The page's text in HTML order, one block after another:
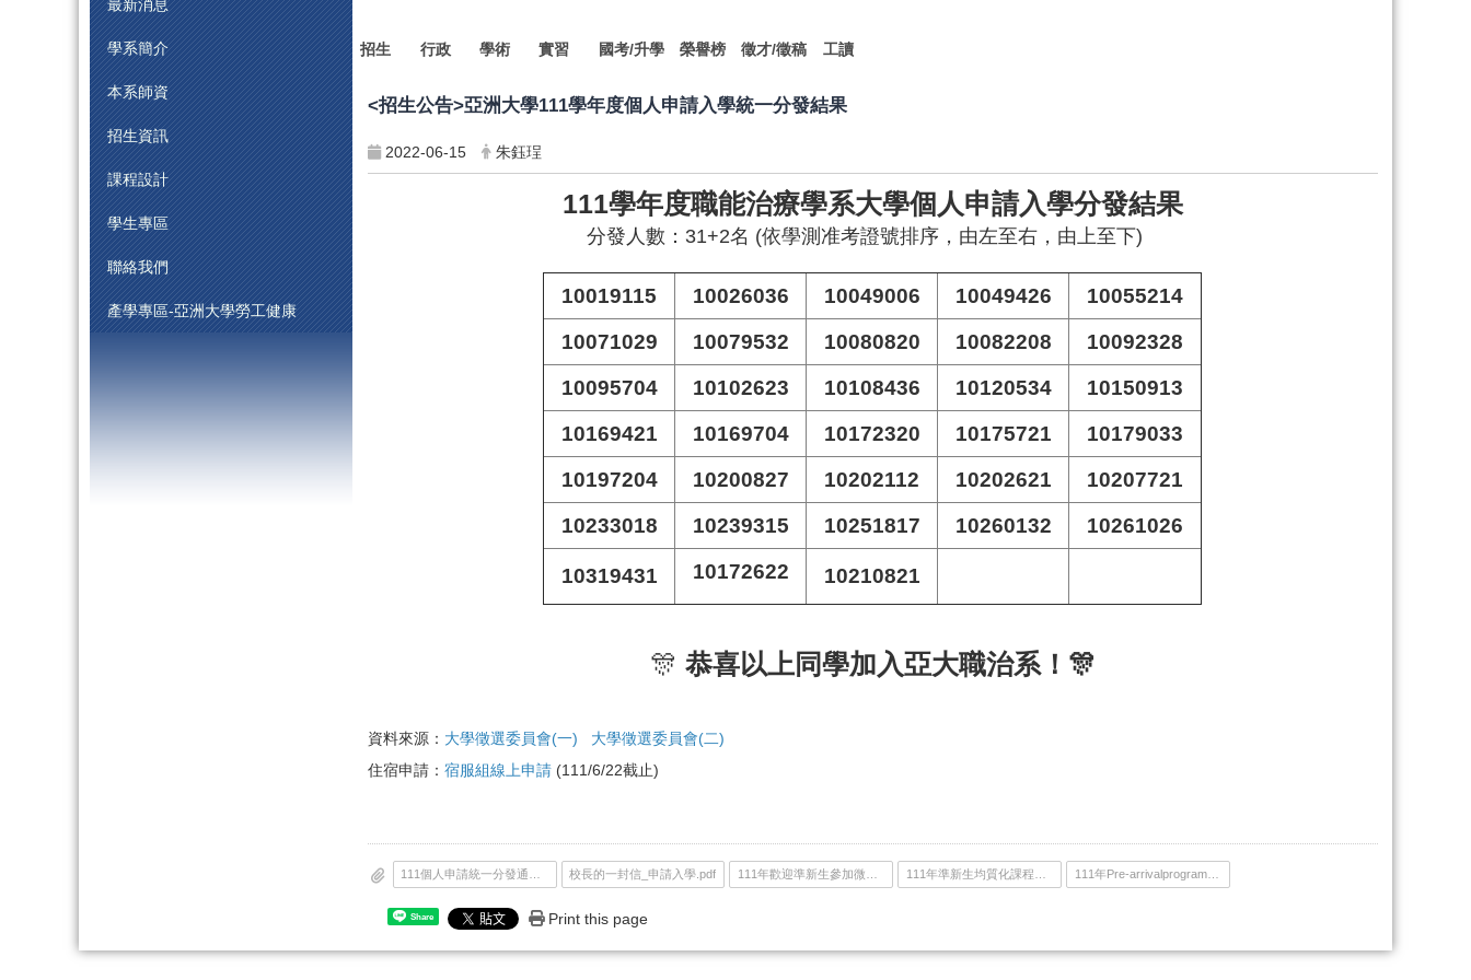
最新消息
學系簡介
本系師資
招生資訊
課程設計
學生專區
聯絡我們
產學專區-亞洲大學勞工健康
招生 行政 學術 實習 國考/升學 榮譽榜 徵才/徵稿 工讀
<招生公告>亞洲大學111學年度個人申請入學統一分發結果
2022-06-15 朱鈺珵
111學年度職能治療學系大學個人申請入學分發結果
分發人數：31+2名 (依學測准考證號排序，由左至右，由上至下)
10019115 10026036 10049006 10049426
10055214
10071029
10079532 10080820 10082208
10092328
10095704
10102623 10108436 10120534
10150913
10169421
10169704 10172320 10175721
10179033
10197204
10200827 10202112 10202621
10207721
10233018
10239315 10251817 10260132 10261026
10319431 10172622 10210821
🎊 恭喜以上同學加入亞大職治系！🎊
資料來源： 大學徵選委員會(一) 大學徵選委員會(二)
住宿申請： 宿服組線上申請 (111/6/22截止)
校長的一封信_申請入學.pdf 111年Pre-arrivalprogram報名資訊new.pdf
Share Print this page